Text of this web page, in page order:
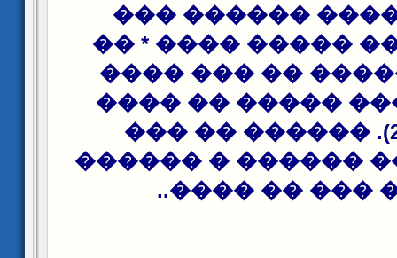
����� �����
����� ����
����� ������ ��
��� �� ����
���� ) (29). ������ �� ���
����� �� ��
��� �� ��� ��